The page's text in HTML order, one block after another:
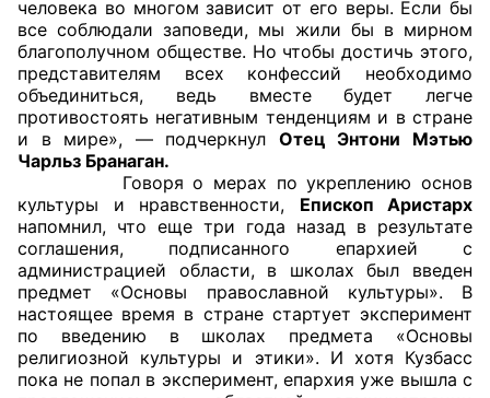
человека во многом зависит от его веры. Если бы
все соблюдали заповеди, мы жили бы в мирном
благополучном обществе. Но чтобы достичь этого,
представителям всех конфессий необходимо
объединиться, ведь вместе будет легче
противостоять негативным тенденциям и в стране
и в мире», — подчеркнул Отец Энтони Мэтью
Чарльз Бранаган.
Говоря о мерах по укреплению основ
культуры и нравственности, Епископ Аристарх
напомнил, что еще три года назад в результате
соглашения, подписанного епархией с
администрацией области, в школах был введен
предмет «Основы православной культуры». В
настоящее время в стране стартует эксперимент
по введению в школах предмета «Основы
религиозной культуры и этики». И хотя Кузбасс
пока не попал в эксперимент, епархия уже вышла с